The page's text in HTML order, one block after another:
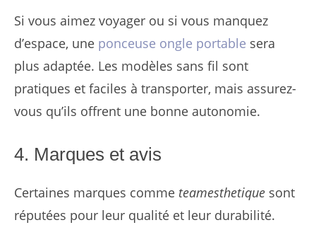
Si vous aimez voyager ou si vous manquez
d’espace, une ponceuse ongle portable sera
plus adaptée. Les modèles sans fil sont
pratiques et faciles à transporter, mais assurez-
vous qu’ils offrent une bonne autonomie.
4. Marques et avis
Certaines marques comme teamesthetique sont
réputées pour leur qualité et leur durabilité.